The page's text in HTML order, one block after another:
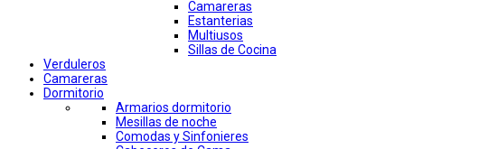
Camareras
Estanterias
Multiusos
Sillas de Cocina
Verduleros
Camareras
Dormitorio
Armarios dormitorio
Mesillas de noche
Comodas y Sinfonieres